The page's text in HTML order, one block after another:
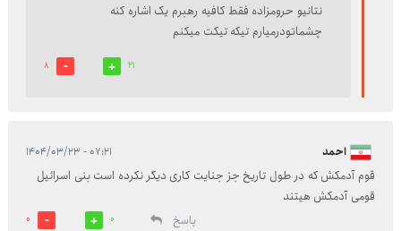
نتانیو حرومزاده فقط کافیه رهبرم یک اشاره کنه
چشماتودرمیارم تیکه تیکت میکنم
21
8
احمد ۰۷:۲۱ - ۱۴۰۴/۰۳/۲۳
قوم آدمکش که در طول تاریخ جز جنایت کاری دیگر نکرده است بنی اسرائیل
قومی آدمکش هیتند
پاسخ
0
0